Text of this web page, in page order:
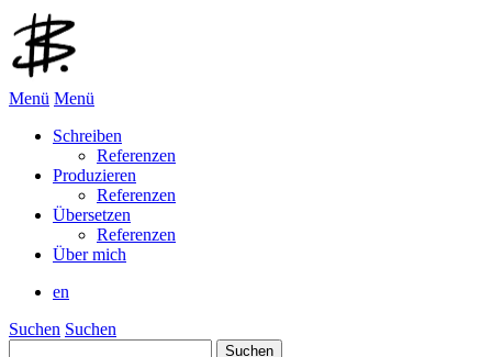
Menü Menü
Schreiben
Referenzen
Produzieren
Referenzen
Übersetzen
Referenzen
Über mich
en
Suchen Suchen